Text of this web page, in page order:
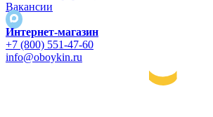
Вакансии
Интернет-магазин
+7 (800) 551-47-60
info@oboykin.ru